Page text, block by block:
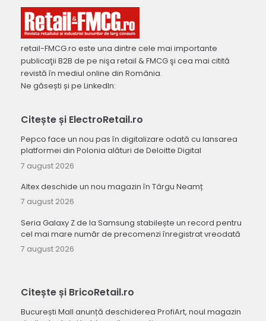
retail-FMCG.ro este una dintre cele mai importante
publicaţii B2B de pe nişa retail & FMCG şi cea mai citită
revistă în mediul online din România.
Ne găsești și pe LinkedIn:
Citește și ElectroRetail.ro
Pepco face un nou pas în digitalizare odată cu lansarea
platformei din Polonia alături de Deloitte Digital
7 august 2026
Altex deschide un nou magazin în Târgu Neamț
7 august 2026
Seria Galaxy Z de la Samsung stabilește un record pentru
cel mai mare număr de precomenzi înregistrat vreodată
7 august 2026
Citește și BricoRetail.ro
București Mall anunță deschiderea ProfiArt, noul magazin